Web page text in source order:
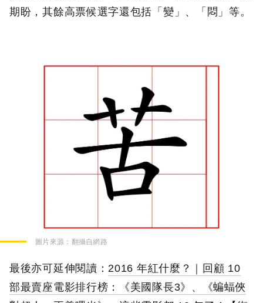
期盼，其餘高票候選字還包括「變」、「悶」等。
圖片來源： 翻攝自網路
最後亦可延伸閱讀： 2016 年紅什麼？｜回顧 10
部最賣座電影排行榜：《美國隊長3》、《蝙蝠俠